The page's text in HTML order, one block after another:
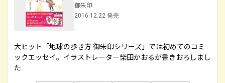
御朱印
2016.12.22 発売
大ヒット「地球の歩き方 御朱印シリーズ」では初めてのコミ
ックエッセイ。イラストレーター柴田かおるが書きおろしまし
た